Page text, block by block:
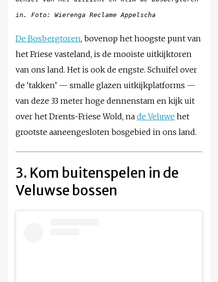
in. Foto: Wierenga Reclame Appelscha
De Bosbergtoren, bovenop het hoogste punt van
het Friese vasteland, is de mooiste uitkijktoren
van ons land. Het is ook de engste. Schuifel over
de ‘takken’ — smalle glazen uitkijkplatforms —
van deze 33 meter hoge dennenstam en kijk uit
over het Drents-Friese Wold, na de Veluwe het
grootste aaneengesloten bosgebied in ons land.
3. Kom buitenspelen in de
Veluwse bossen